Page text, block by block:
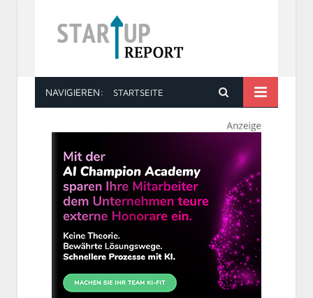
STARTUP REPORT
NAVIGIEREN: STARTSEITE